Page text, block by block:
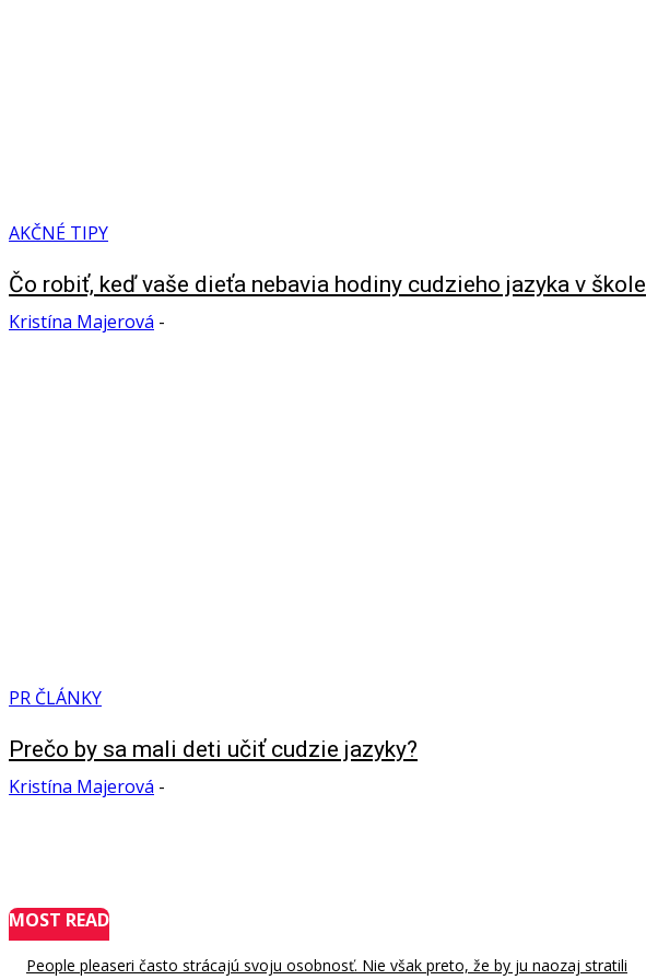
AKČNÉ TIPY
Čo robiť, keď vaše dieťa nebavia hodiny cudzieho jazyka v škole
Kristína Majerová -
PR ČLÁNKY
Prečo by sa mali deti učiť cudzie jazyky?
Kristína Majerová -
MOST READ
People pleaseri často strácajú svoju osobnosť. Nie však preto, že by ju naozaj stratili